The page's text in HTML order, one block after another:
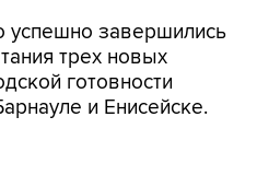
успешно завершились
трех новых
готовности
и Енисейске.